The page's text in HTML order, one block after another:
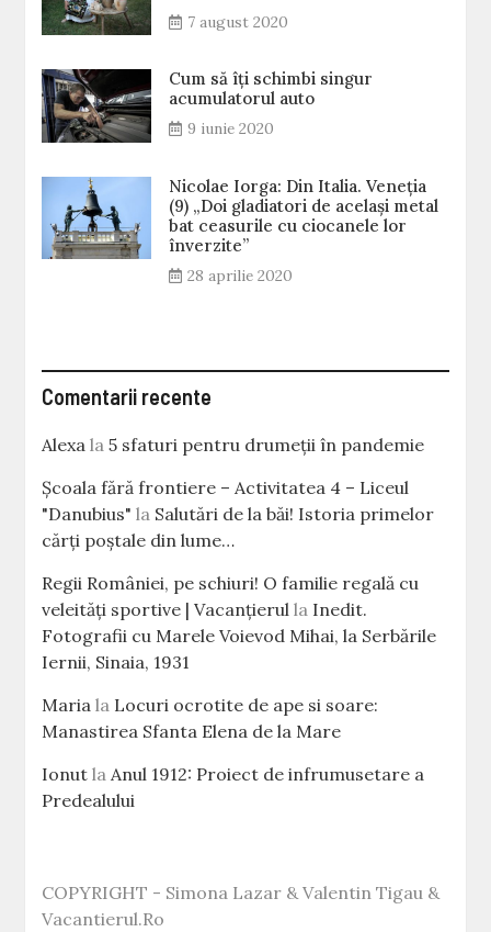
7 august 2020
Cum să îți schimbi singur
acumulatorul auto
9 iunie 2020
Nicolae Iorga: Din Italia. Veneţia
(9) „Doi gladiatori de același metal
bat ceasurile cu ciocanele lor
înverzite”
28 aprilie 2020
Comentarii recente
Alexa la5 sfaturi pentru drumeții în pandemie
Școala fără frontiere – Activitatea 4 – Liceul
"Danubius" la Salutări de la băi! Istoria primelor
cărţi poştale din lume…
Regii României, pe schiuri! O familie regală cu
veleităţi sportive | Vacanțierul la Inedit.
Fotografii cu Marele Voievod Mihai, la Serbările
Iernii, Sinaia, 1931
Maria la Locuri ocrotite de ape si soare:
Manastirea Sfanta Elena de la Mare
Ionut la Anul 1912: Proiect de infrumusetare a
Predealului
COPYRIGHT - Simona Lazar & Valentin Tigau &
Vacantierul.Ro